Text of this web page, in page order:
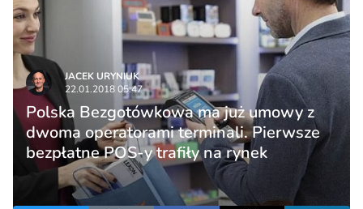
JACEK URYNIUK
22.01.2018 05:47
Polska Bezgotówkowa ma już umowy z
dwoma operatorami terminali. Pierwsze
bezpłatne POS-y trafiły na rynek